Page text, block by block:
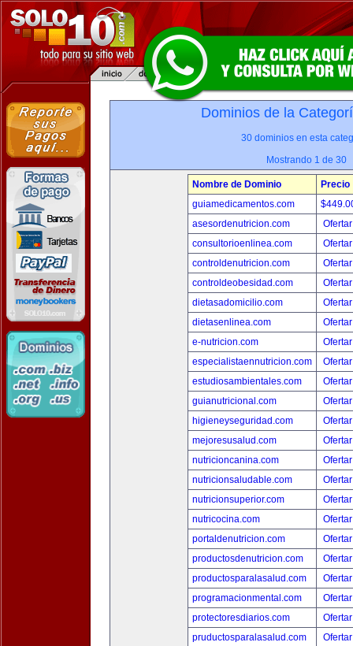
Dominios de la
30 dominios en esta
Mostrando 1 de 30
Nombre de Dominio
Precio
guiamedicamentos.com
asesordenutricion.com
consultorioenlinea.com
controldenutricion.com
controldeobesidad.com
dietasadomicilio.com
dietasenlinea.com
e-nutricion.com
especialistaennutricion.com
estudiosambientales.com
guianutricional.com
higieneyseguridad.com
mejoresusalud.com
nutricioncanina.com
nutricionsaludable.com
nutricionsuperior.com
nutricocina.com
portaldenutricion.com
productosdenutricion.com
productosparalasalud.com
programacionmental.com
protectoresdiarios.com
pruductosparalasalud.com